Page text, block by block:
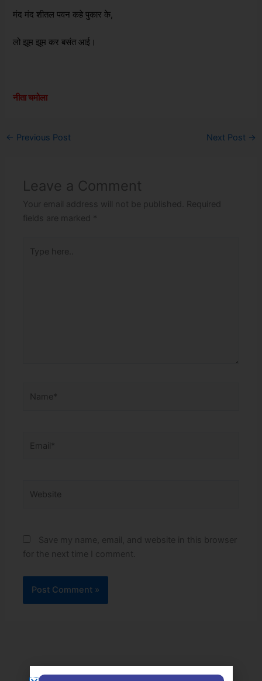
मंद मंद शीतल पवन कहे पुकार के,
लो झूम झूम कर बसंत आई।
नीता चमोला
← Previous Post Next Post →
Leave a Comment
Your email address will not be published.
Required
fields are marked *
here..
Save my name, email, and website in this browser
for the next time I comment.